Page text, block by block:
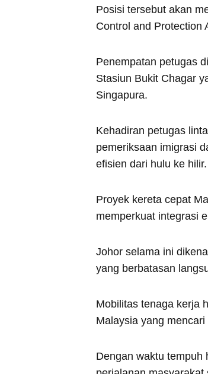
Posisi tersebut akan
Control and Protection
Penempatan petugas
Stasiun Bukit Chagar
Singapura.
Kehadiran petugas
pemeriksaan imigrasi
efisien dari hulu ke hilir.
Proyek kereta cepat
memperkuat integrasi
Johor selama ini
yang berbatasan
Mobilitas tenaga kerja
Malaysia yang
Dengan waktu tempuh